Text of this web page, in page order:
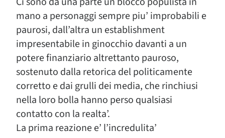
mano a personaggi sempre piu’ improbabili e
paurosi, dall’altra un establishment
impresentabile in ginocchio davanti a un
potere finanziario altrettanto pauroso,
sostenuto dalla retorica del politicamente
corretto e dai grulli dei media, che rinchiusi
nella loro bolla hanno perso qualsiasi
contatto con la realta’.
La prima reazione e’ l’incredulita’